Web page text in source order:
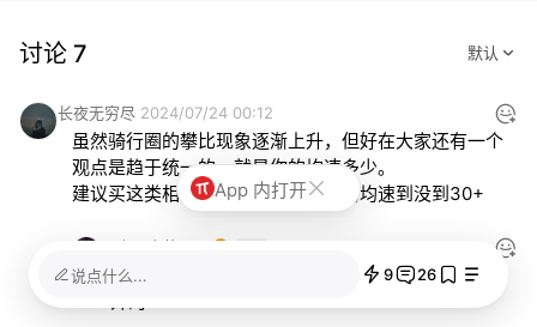
讨论 7
长夜无穷尽 2024/07/24 00:12
虽然骑行圈的攀比现象逐渐上升，但好在大家还有一个
观点是趋于统一的，就是你的均速多少。
建议买这类相对贵的工具时看看你的均速到没到30+
写小黑文的Alex
主要看财力吧，和买车一样，法拉利也不是当赛车
说点什么... 9 26
App 内打开